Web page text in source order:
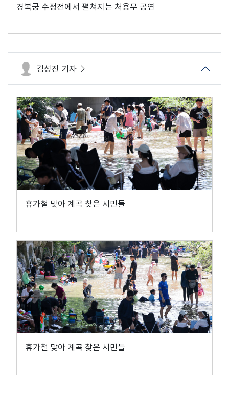
경복궁 수정전에서 펼쳐지는 처용무 공연
김성진 기자
휴가철 맞아 계곡 찾은 시민들
휴가철 맞아 계곡 찾은 시민들